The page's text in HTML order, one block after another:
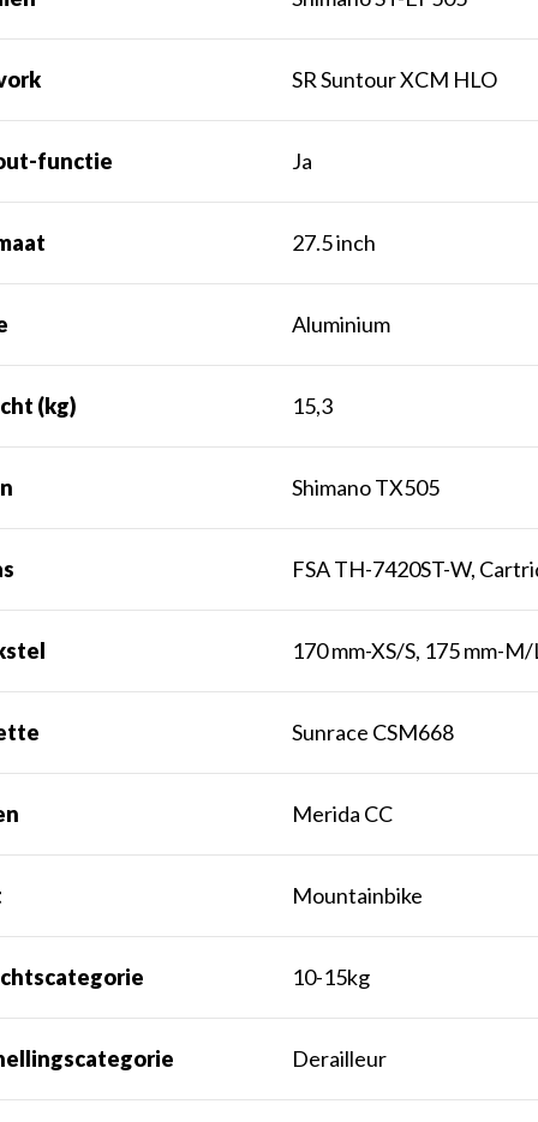
SR Suntour XCM HLO
functie Ja
27.5 inch
Aluminium
(kg) 15,3
Shimano TX505
FSA TH-7420ST-W,
170 mm-XS/S, 175 mm-
Sunrace CSM668
Merida CC
Mountainbike
10-15kg
Derailleur